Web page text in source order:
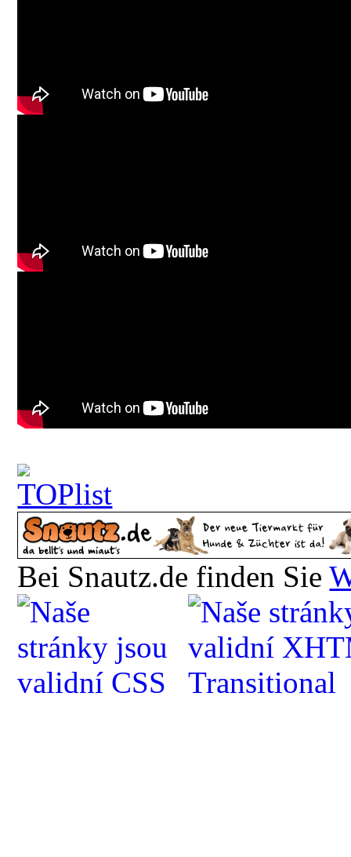
Bei Snautz.de finden Sie